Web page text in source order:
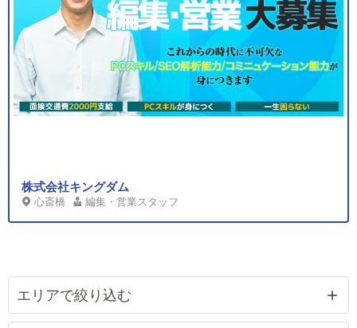
株式会社キングダム
心斎橋 編集・営業スタッフ
エリアで絞り込む